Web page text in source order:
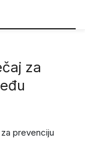
za
prevenciju